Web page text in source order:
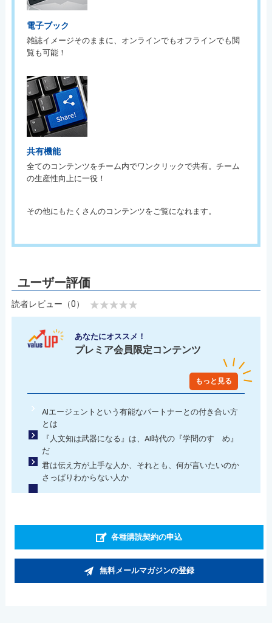
電子ブック
雑誌イメージそのままに、オンラインでもオフラインでも閲
覧も可能！
共有機能
全てのコンテンツをチーム内でワンクリックで共有。チーム
の生産性向上に一役！
その他にもたくさんのコンテンツをご覧になれます。
読者レビュー（0）
あなたにオススメ！
プレミア会員限定コンテンツ
もっと見る
AIエージェントという有能なパートナーとの付き合い方
とは
『人文知は武器になる』は、AI時代の『学問のすゝめ』
だ
君は伝え方が上手な人か、それとも、何が言いたいのか
さっぱりわからない人か
各種購読契約の申込
無料メールマガジンの登録